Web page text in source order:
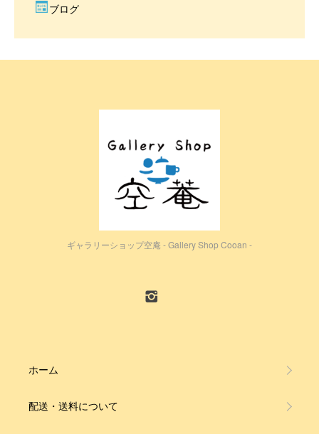
ブログ
ギャラリーショップ空庵 - Gallery Shop Cooan -
ホーム
配送・送料について